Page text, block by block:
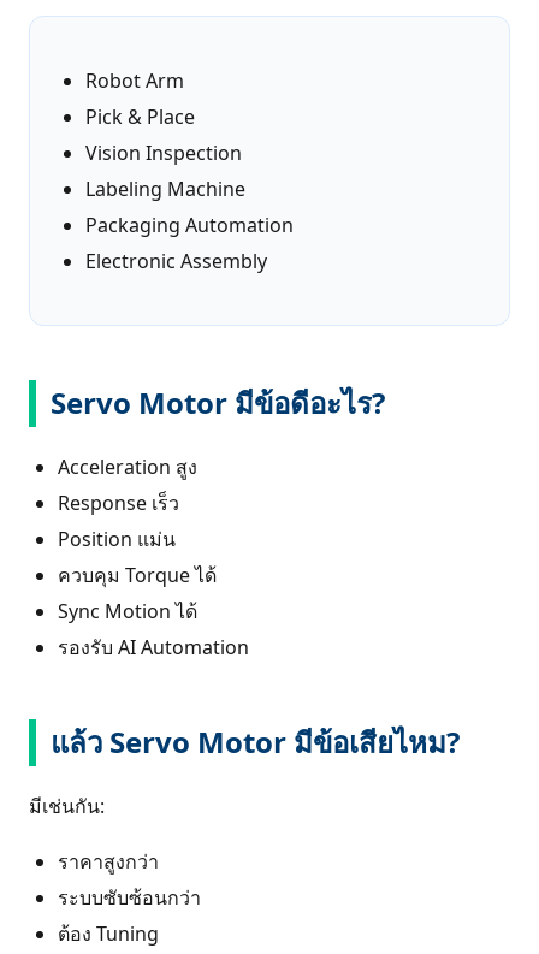
Robot Arm
Pick & Place
Vision Inspection
Labeling Machine
Packaging Automation
Electronic Assembly
Servo Motor มีข้อดีอะไร?
Acceleration สูง
Response เร็ว
Position แม่น
ควบคุม Torque ได้
Sync Motion ได้
รองรับ AI Automation
แล้ว Servo Motor มีข้อเสียไหม?
มีเช่นกัน:
ราคาสูงกว่า
ระบบซับซ้อนกว่า
ต้อง Tuning